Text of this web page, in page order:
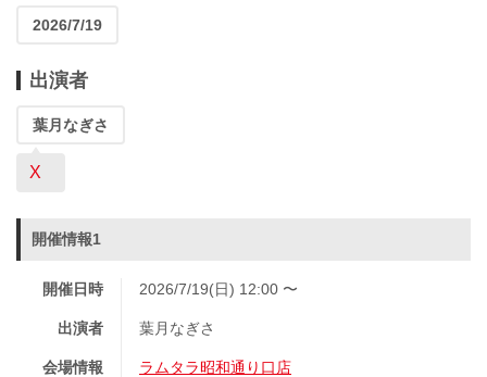
2026/7/19
出演者
葉月なぎさ
X
開催情報1
開催日時 2026/7/19(日) 12:00 〜
出演者 葉月なぎさ
会場情報 ラムタラ昭和通り口店